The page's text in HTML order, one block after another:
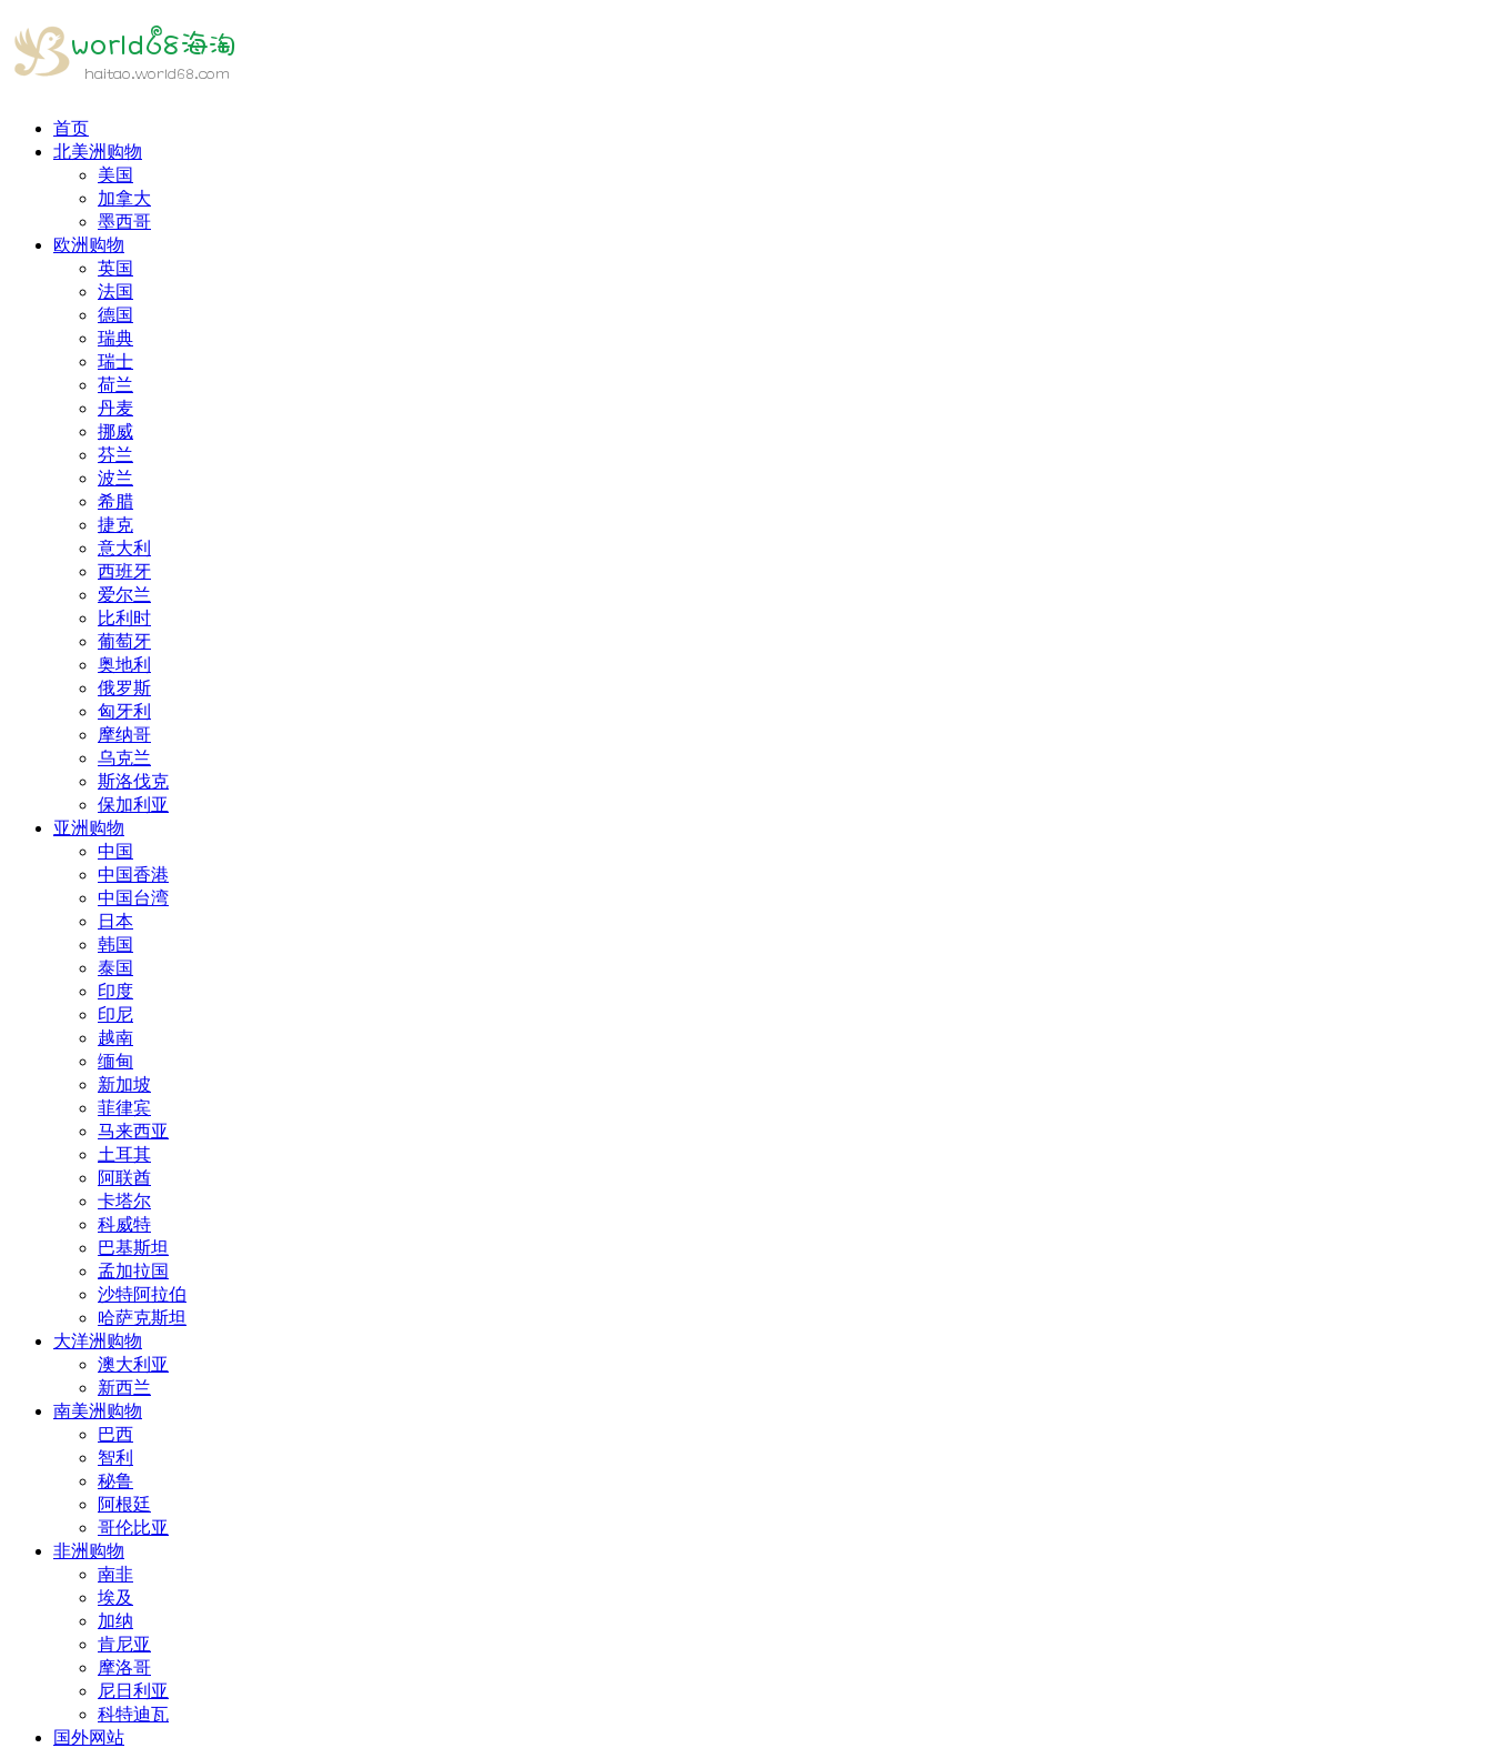
首页
北美洲购物
美国
加拿大
墨西哥
欧洲购物
英国
法国
德国
瑞典
瑞士
荷兰
丹麦
挪威
芬兰
波兰
希腊
捷克
意大利
西班牙
爱尔兰
比利时
葡萄牙
奥地利
俄罗斯
匈牙利
摩纳哥
乌克兰
斯洛伐克
保加利亚
亚洲购物
中国
中国香港
中国台湾
日本
韩国
泰国
印度
印尼
越南
缅甸
新加坡
菲律宾
马来西亚
土耳其
阿联酋
卡塔尔
科威特
巴基斯坦
孟加拉国
沙特阿拉伯
哈萨克斯坦
大洋洲购物
澳大利亚
新西兰
南美洲购物
巴西
智利
秘鲁
阿根廷
哥伦比亚
非洲购物
南非
埃及
加纳
肯尼亚
摩洛哥
尼日利亚
科特迪瓦
国外网站